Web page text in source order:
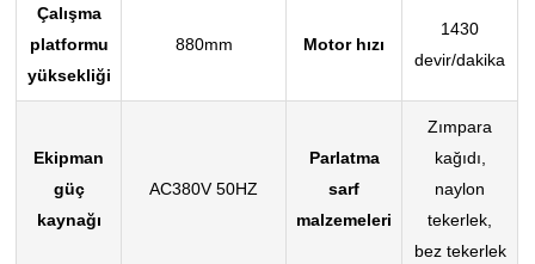
Çalışma
platformu
yüksekliği
880mm Motor hızı
1430
devir/dakika
Ekipman
güç
kaynağı
AC380V 50HZ
Parlatma
sarf
malzemeleri
Zımpara
kağıdı,
naylon
tekerlek,
bez tekerlek